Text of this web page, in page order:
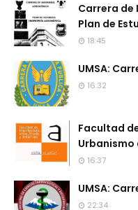
Carrera de
Plan de
18:45
UMSA:
16:32
Facultad
Urbanismo
16:37
UMSA:
22:34